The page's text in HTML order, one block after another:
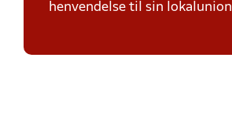
henvendelse til sin